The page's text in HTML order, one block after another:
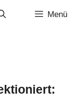
Menü